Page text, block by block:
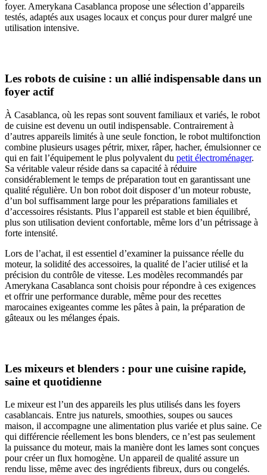
foyer. Amerykana Casablanca propose une sélection d’appareils
testés, adaptés aux usages locaux et conçus pour durer malgré une
utilisation intensive.
Les robots de cuisine : un allié indispensable dans un
foyer actif
À Casablanca, où les repas sont souvent familiaux et variés, le robot
de cuisine est devenu un outil indispensable. Contrairement à
d’autres appareils limités à une seule fonction, le robot multifonction
combine plusieurs usages pétrir, mixer, râper, hacher, émulsionner ce
qui en fait l’équipement le plus polyvalent du petit électroménager.
Sa véritable valeur réside dans sa capacité à réduire
considérablement le temps de préparation tout en garantissant une
qualité régulière. Un bon robot doit disposer d’un moteur robuste,
d’un bol suffisamment large pour les préparations familiales et
d’accessoires résistants. Plus l’appareil est stable et bien équilibré,
plus son utilisation devient confortable, même lors d’un pétrissage à
forte intensité.
Lors de l’achat, il est essentiel d’examiner la puissance réelle du
moteur, la solidité des accessoires, la qualité de l’acier utilisé et la
précision du contrôle de vitesse. Les modèles recommandés par
Amerykana Casablanca sont choisis pour répondre à ces exigences
et offrir une performance durable, même pour des recettes
marocaines exigeantes comme les pâtes à pain, la préparation de
gâteaux ou les mélanges épais.
Les mixeurs et blenders : pour une cuisine rapide,
saine et quotidienne
Le mixeur est l’un des appareils les plus utilisés dans les foyers
casablancais. Entre jus naturels, smoothies, soupes ou sauces
maison, il accompagne une alimentation plus variée et plus saine. Ce
qui différencie réellement les bons blenders, ce n’est pas seulement
la puissance du moteur, mais la manière dont les lames sont conçues
pour créer un flux homogène. Un appareil de qualité assure un
rendu lisse, même avec des ingrédients fibreux, durs ou congelés.